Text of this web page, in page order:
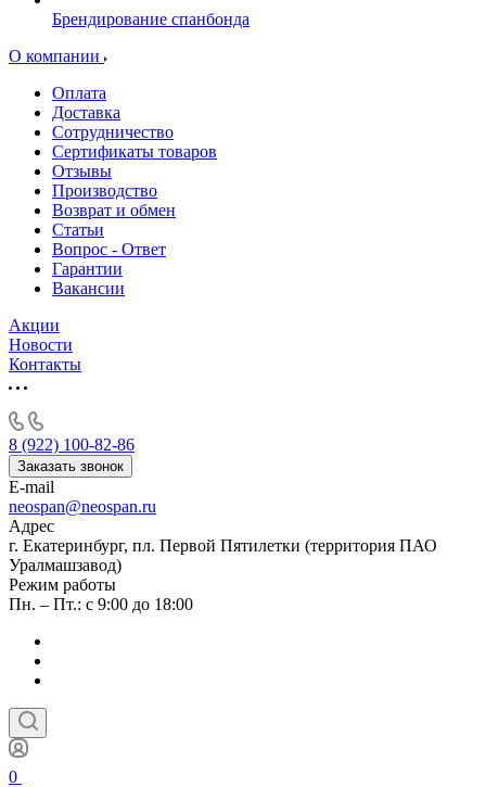
Брендирование спанбонда
О компании
Оплата
Доставка
Сотрудничество
Сертификаты товаров
Отзывы
Производство
Возврат и обмен
Статьи
Вопрос - Ответ
Гарантии
Вакансии
Акции
Новости
Контакты
8 (922) 100-82-86
Заказать звонок
E-mail
neospan@neospan.ru
Адрес
г. Екатеринбург, пл. Первой Пятилетки (территория ПАО
Уралмашзавод)
Режим работы
Пн. – Пт.: с 9:00 до 18:00
0